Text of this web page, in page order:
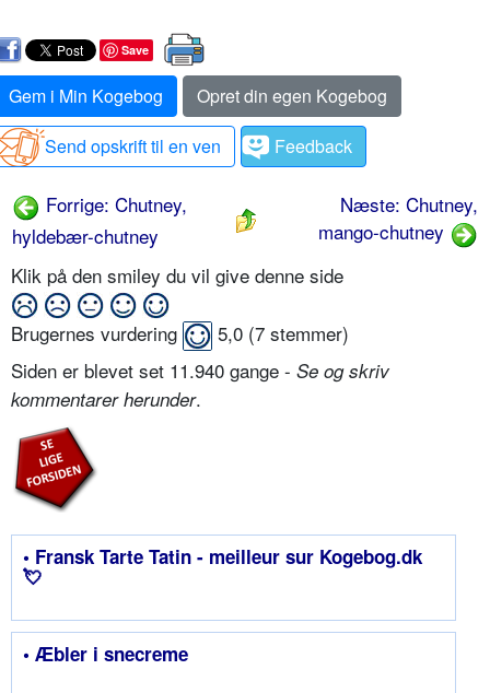
Save
Gem i Min Kogebog
Opret din egen Kogebog
Send opskrift til en ven
Feedback
Forrige: Chutney,
hyldebær-chutney
Næste: Chutney,
mango-chutney
Klik på den smiley du vil give denne side
Brugernes vurdering 5,0 (7 stemmer)
Siden er blevet set 11.940 gange - Se og skriv
kommentarer herunder.
• Fransk Tarte Tatin - meilleur sur Kogebog.dk
💘
• Æbler i snecreme